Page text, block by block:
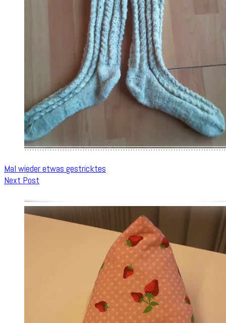
Mal wieder etwas gestricktes
Next Post